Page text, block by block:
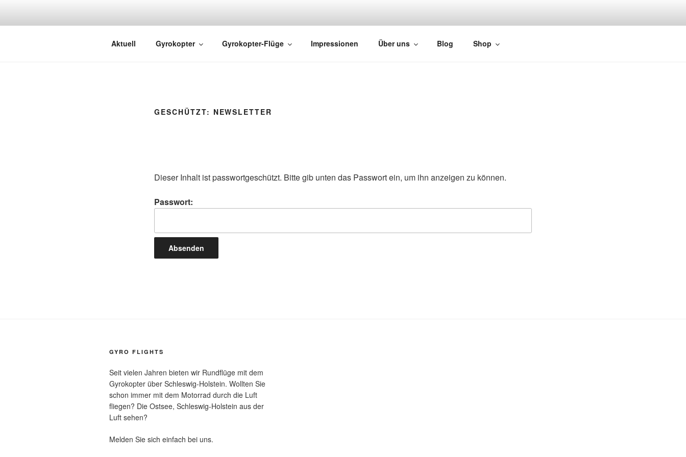
GYRO FLIGHTS
Rundflüge mit dem Gyrocopter
Aktuell Gyrokopter Gyrokopter-Flüge Impressionen Über uns Blog Shop
GESCHÜTZT: NEWSLETTER
Dieser Inhalt ist passwortgeschützt. Bitte gib unten das Passwort ein, um ihn anzeigen zu können.
Passwort:
GYRO FLIGHTS
Seit vielen Jahren bieten wir Rundflüge mit dem
Gyrokopter über Schleswig-Holstein. Wollten Sie
schon immer mit dem Motorrad durch die Luft
fliegen? Die Ostsee, Schleswig-Holstein aus der
Luft sehen?
Melden Sie sich einfach bei uns.